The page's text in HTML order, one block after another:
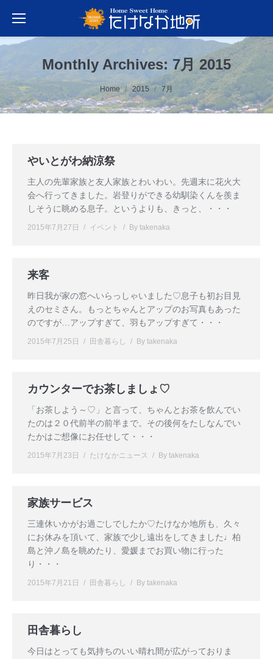
Monthly Archives: 7月 2015
You are here: Home 2015 7月
やいとがわ納涼祭
主人の先輩家族と友人家族とわいわい。先週末に花火大
会へ行ってきました。岩登りができる幼馴染くんを羨ま
しそうに眺める息子。というよりも、きっと、・・・
2015年7月27日 イベント By takenaka
来客
昨日我が家の窓へいらっしゃいました♡息子も初お目見
えのセミさん。もっとちゃんとアップのお写真もあった
のですが…アップすぎて、羽もアップすぎて・・・
2015年7月25日 田舎暮らし By takenaka
カウンターでお茶しましょ♡
「お茶しよう～♡」と言って、ちゃんとお茶を飲んでい
たのは２０代前半の前半まで。その後何をたしなんでい
たかはご想像にお任せして・・・
2015年7月23日 たけなかニュース By takenaka
家族サービス
三連休いかがお過ごしでしたか♡たけなか地所も、久々
にお休みを頂いて、家族で少し遠出をしてきました♩柏
島と沖ノ島を眺めたり、愛媛までお買い物に行った
り・・・
2015年7月21日 田舎暮らし By takenaka
田舎暮らし
今日はとっても気持ちのいい晴れ間が広がっておりま